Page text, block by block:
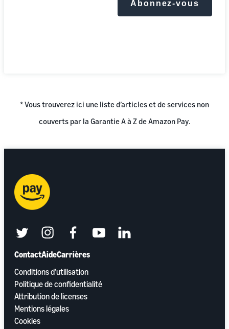
* Vous trouverez ici une liste d’articles et de services non
couverts par la Garantie A à Z de Amazon Pay.
ContactAideCarrières
Conditions d’utilisation
Politique de confidentialité
Attribution de licenses
Mentions légales
Cookies
twitterinstagramfacebookyoutubelinkedin